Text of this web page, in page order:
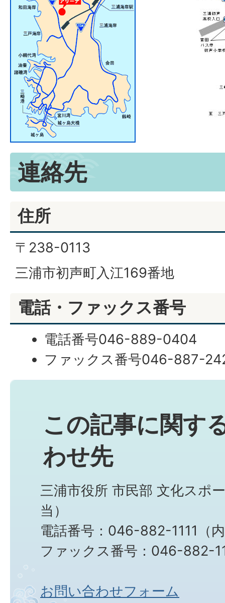
連絡先
住所
〒238-0113
三浦市初声町入江169番地
電話・ファックス番号
電話番号046-889-0404
ファックス番号046-887-
この記事に関す
わせ先
三浦市役所 市民部 文化スポ
当）
電話番号：046-882-1111（
ファックス番号：046-882-
お問い合わせフォーム